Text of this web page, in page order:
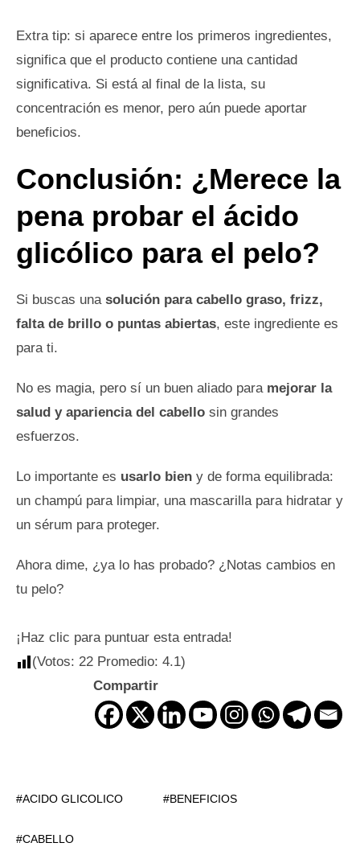
Extra tip: si aparece entre los primeros ingredientes,
significa que el producto contiene una cantidad
significativa. Si está al final de la lista, su
concentración es menor, pero aún puede aportar
beneficios.
Conclusión: ¿Merece la
pena probar el ácido
glicólico para el pelo?
Si buscas una solución para cabello graso, frizz,
falta de brillo o puntas abiertas, este ingrediente es
para ti.
No es magia, pero sí un buen aliado para mejorar la
salud y apariencia del cabello sin grandes
esfuerzos.
Lo importante es usarlo bien y de forma equilibrada:
un champú para limpiar, una mascarilla para hidratar y
un sérum para proteger.
Ahora dime, ¿ya lo has probado? ¿Notas cambios en
tu pelo?
¡Haz clic para puntuar esta entrada!
(Votos: 22 Promedio: 4.1)
Compartir
ACIDO GLICOLICO BENEFICIOS
CABELLO